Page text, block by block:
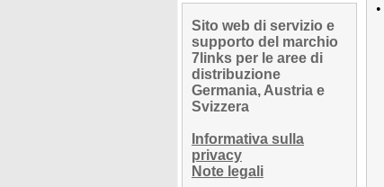
Sito web di servizio e
supporto del marchio
7links per le aree di
distribuzione
Germania, Austria e
Svizzera
Informativa sulla
privacy
Note legali
•